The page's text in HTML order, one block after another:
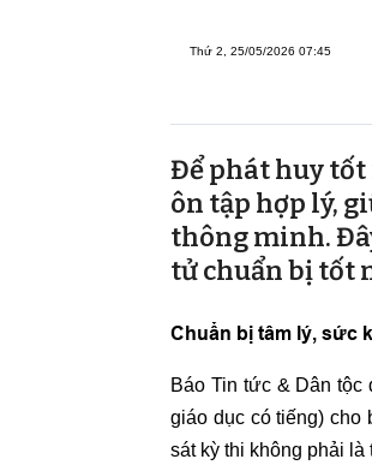
Thứ 2, 25/05/2026 07:45
Để phát huy tốt
ôn tập hợp lý,
thông minh.
tử chuẩn bị tốt
Chuẩn bị tâm lý, sức
Báo Tin tức & Dân tộc
giáo dục có tiếng) cho
sát kỳ thi không phải